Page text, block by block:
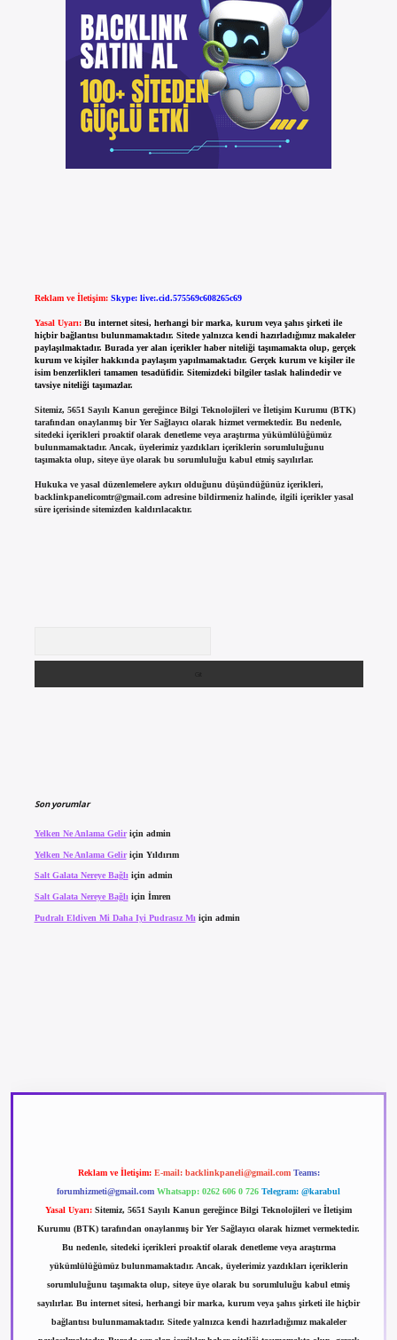
Reklam ve İletişim: Skype: live:.cid.575569c608265c69
Yasal Uyarı: Bu internet sitesi, herhangi bir marka, kurum veya şahıs şirketi ile
hiçbir bağlantısı bulunmamaktadır. Sitede yalnızca kendi hazırladığımız makaleler
paylaşılmaktadır. Burada yer alan içerikler haber niteliği taşımamakta olup, gerçek
kurum ve kişiler hakkında paylaşım yapılmamaktadır. Gerçek kurum ve kişiler ile
isim benzerlikleri tamamen tesadüfidir. Sitemizdeki bilgiler taslak halindedir ve
tavsiye niteliği taşımazlar.
Sitemiz, 5651 Sayılı Kanun gereğince Bilgi Teknolojileri ve İletişim Kurumu (BTK)
tarafından onaylanmış bir Yer Sağlayıcı olarak hizmet vermektedir. Bu nedenle,
sitedeki içerikleri proaktif olarak denetleme veya araştırma yükümlülüğümüz
bulunmamaktadır. Ancak, üyelerimiz yazdıkları içeriklerin sorumluluğunu
taşımakta olup, siteye üye olarak bu sorumluluğu kabul etmiş sayılırlar.
Hukuka ve yasal düzenlemelere aykırı olduğunu düşündüğünüz içerikleri,
backlinkpanelicomtr@gmail.comadresine bildirmeniz halinde, ilgili içerikler yasal
süre içerisinde sitemizden kaldırılacaktır.
Son yorumlar
Yelken Ne Anlama Geliriçin admin
Yelken Ne Anlama Geliriçin Yıldırım
Salt Galata Nereye Bağlıiçin admin
Salt Galata Nereye Bağlı için İmren
Pudralı Eldiven Mi Daha Iyi Pudrasız Mı için admin
Reklam ve İletişim: E-mail: backlinkpaneli@gmail.com Teams:
forumhizmeti@gmail.com Whatsapp: 0262 606 0 726 Telegram: @karabul
Yasal Uyarı: Sitemiz, 5651 Sayılı Kanun gereğince Bilgi Teknolojileri ve İletişim
Kurumu (BTK) tarafından onaylanmış bir Yer Sağlayıcı olarak hizmet vermektedir.
Bu nedenle, sitedeki içerikleri proaktif olarak denetleme veya araştırma
yükümlülüğümüz bulunmamaktadır. Ancak, üyelerimiz yazdıkları içeriklerin
sorumluluğunu taşımakta olup, siteye üye olarak bu sorumluluğu kabul etmiş
sayılırlar. Bu internet sitesi, herhangi bir marka, kurum veya şahıs şirketi ile hiçbir
bağlantısı bulunmamaktadır. Sitede yalnızca kendi hazırladığımız makaleler